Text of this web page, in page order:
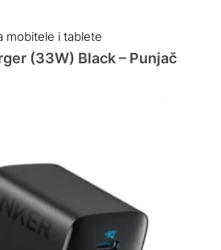
mobitele i tablete
(33W) Black – Punjač